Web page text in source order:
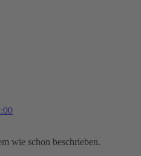
wie schon beschrieben.